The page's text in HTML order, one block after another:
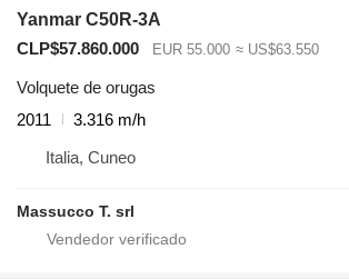
Yanmar C50R-3A
CLP$57.860.000
EUR 55.000 ≈ US$63.550
Volquete de orugas
2011
3.316 m/h
Italia, Cuneo
Massucco T. srl